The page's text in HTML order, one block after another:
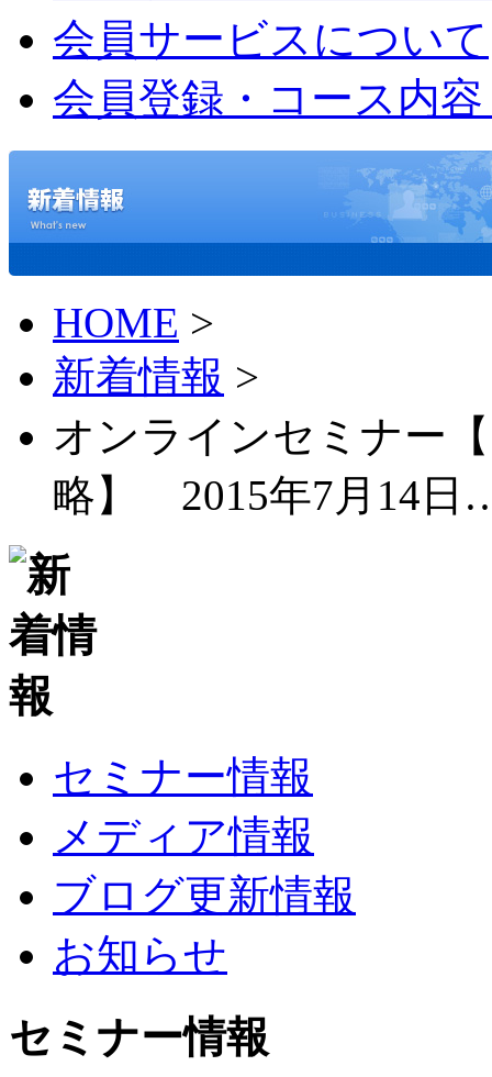
会員サービスについて
会員登録・コース内
HOME >
新着情報 >
オンラインセミナー
略】 2015年7月14日
セミナー情報
メディア情報
ブログ更新情報
お知らせ
セミナー情報